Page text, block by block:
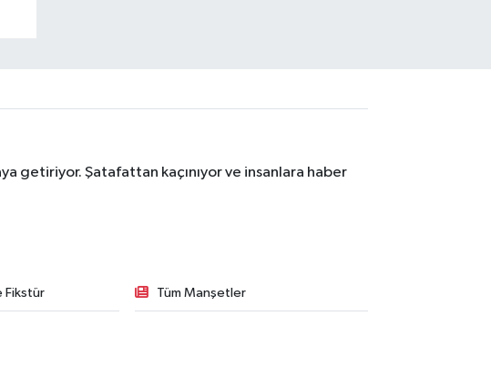
getiriyor. Şatafattan kaçınıyor ve insanlara haber
Fikstür Tüm Manşetler